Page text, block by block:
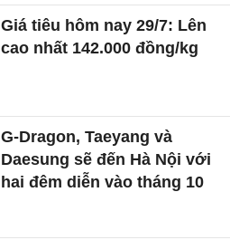
Giá tiêu hôm nay 29/7: Lên
cao nhất 142.000 đồng/kg
G-Dragon, Taeyang và
Daesung sẽ đến Hà Nội với
hai đêm diễn vào tháng 10